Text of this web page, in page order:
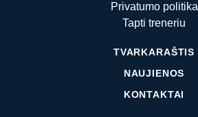
Privatumo politika
Tapti treneriu
TVARKARAŠTIS
NAUJIENOS
KONTAKTAI